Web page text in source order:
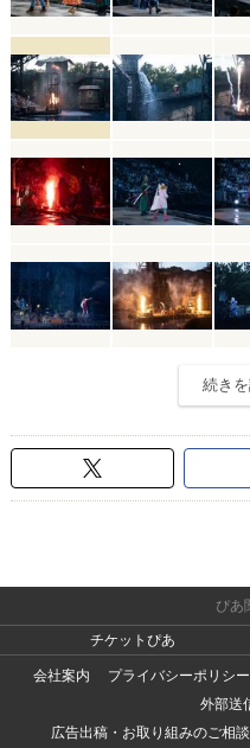
続き
ぴあ
チケットぴあ
会社案内
プライバシーポリシー
外部送
広告出稿・お取り組みのご相